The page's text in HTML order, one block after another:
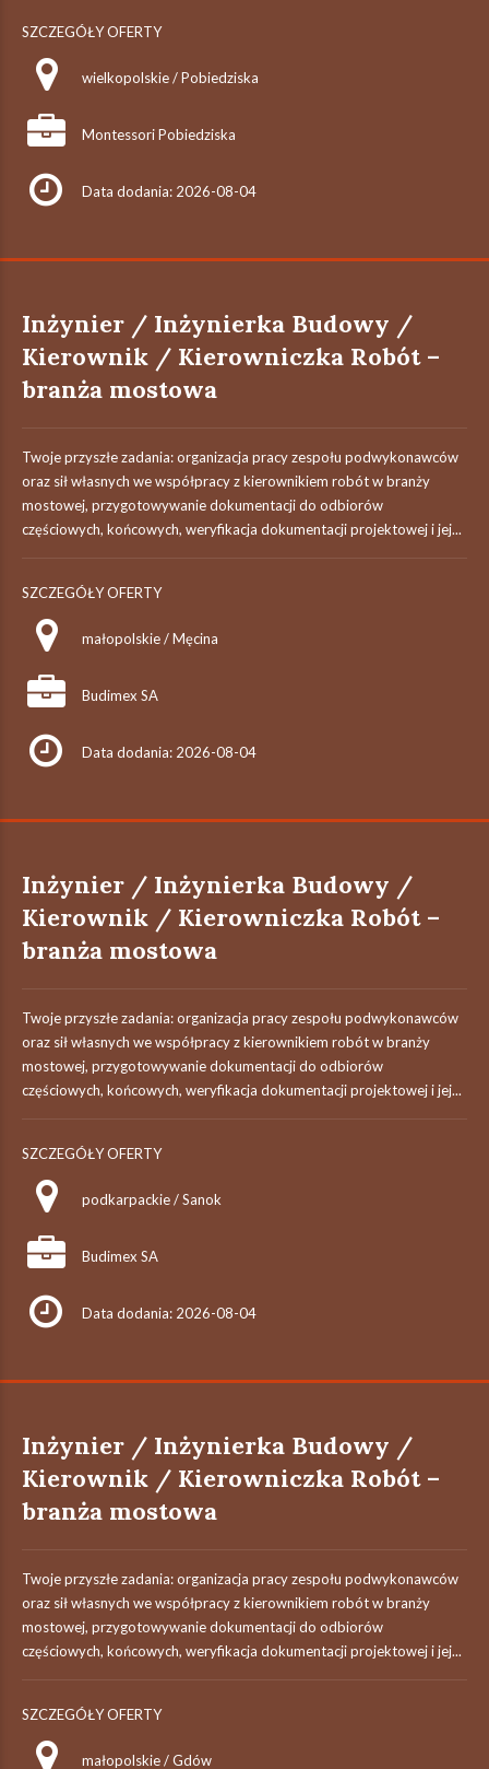
SZCZEGÓŁY OFERTY
wielkopolskie / Pobiedziska
Montessori Pobiedziska
Data dodania: 2026-08-04
Inżynier / Inżynierka Budowy /
Kierownik / Kierowniczka Robót –
branża mostowa
Twoje przyszłe zadania:‎ organizacja pracy zespołu podwykonawców
oraz sił własnych we współpracy z ‎kierownikiem robót w branży
mostowej,‎ przygotowywanie dokumentacji do odbiorów
częściowych, końcowych, weryfikacja dokumentacji projektowej i jej...
SZCZEGÓŁY OFERTY
małopolskie / Męcina
Budimex SA
Data dodania: 2026-08-04
Inżynier / Inżynierka Budowy /
Kierownik / Kierowniczka Robót –
branża mostowa
Twoje przyszłe zadania:‎ organizacja pracy zespołu podwykonawców
oraz sił własnych we współpracy z ‎kierownikiem robót w branży
mostowej,‎ przygotowywanie dokumentacji do odbiorów
częściowych, końcowych, weryfikacja dokumentacji projektowej i jej...
SZCZEGÓŁY OFERTY
podkarpackie / Sanok
Budimex SA
Data dodania: 2026-08-04
Inżynier / Inżynierka Budowy /
Kierownik / Kierowniczka Robót –
branża mostowa
Twoje przyszłe zadania:‎ organizacja pracy zespołu podwykonawców
oraz sił własnych we współpracy z ‎kierownikiem robót w branży
mostowej,‎ przygotowywanie dokumentacji do odbiorów
częściowych, końcowych, weryfikacja dokumentacji projektowej i jej...
SZCZEGÓŁY OFERTY
małopolskie / Gdów